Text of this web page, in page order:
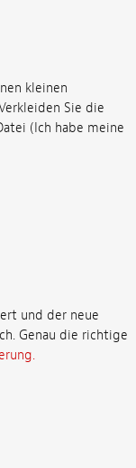
kleinen
Sie die
(Ich habe meine
und der neue
Genau die richtige